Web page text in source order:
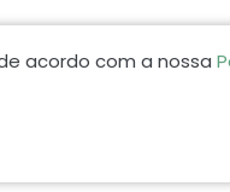
acordo com a nossa